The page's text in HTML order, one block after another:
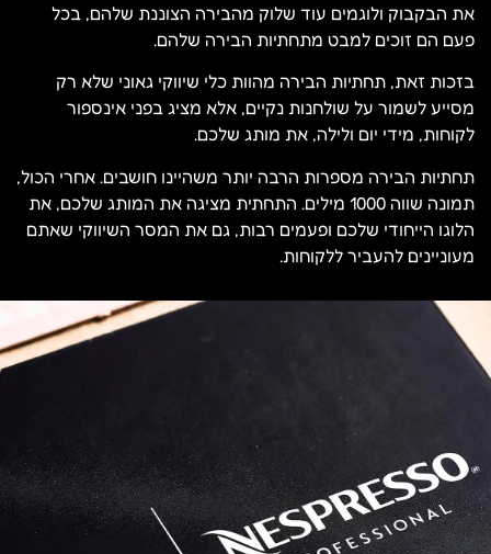
את הבקבוק ולוגמים עוד שלוק מהבירה הצוננת שלהם, בכל
פעם הם זוכים למבט מתחתיות הבירה שלהם.
בזכות זאת, תחתיות הבירה מהוות כלי שיווקי גאוני שלא רק
מסייע לשמור על שולחנות נקיים, אלא מציג בפני אינספור
לקוחות, מידי יום ולילה, את מותג שלכם.
תחתיות הבירה מספרות הרבה יותר משהיינו חושבים. אחרי הכול,
תמונה שווה 1000 מילים. התחתית מציגה את המותג שלכם, את
הלוגו הייחודי שלכם ופעמים רבות, גם את המסר השיווקי שאתם
מעוניינים להעביר ללקוחות.